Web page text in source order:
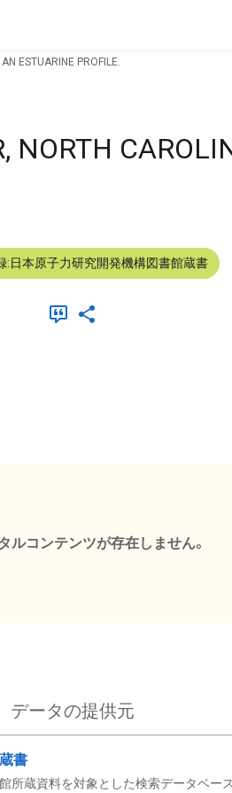
ESTUARINE PROFILE.
NORTH
:日本原子力研究開発機構図書館蔵書
ルコンテンツが存在しません。
データの提供元
書
所蔵資料を対象とした検索データベー